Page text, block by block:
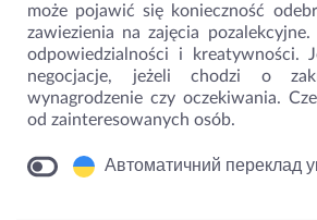
może pojawić się konieczność
zawiezienia na zajęcia
odpowiedzialności i kreatywności.
negocjacje, jeżeli chodzi o
wynagrodzenie czy oczekiwania.
od zainteresowanych osób.
Автоматичний переклад